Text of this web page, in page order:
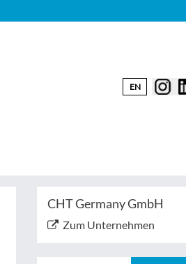
EN
CHT Germany GmbH
Zum Unternehmen